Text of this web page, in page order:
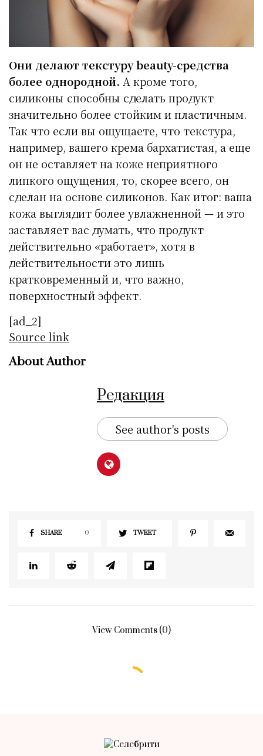
Они делают текстуру beauty-средства
более однородной. А кроме того,
силиконы способны сделать продукт
значительно более стойким и пластичным.
Так что если вы ощущаете, что текстура,
например, вашего крема бархатистая, а еще
он не оставляет на коже неприятного
липкого ощущения, то, скорее всего, он
сделан на основе силиконов. Как итог: ваша
кожа выглядит более увлажненной — и это
заставляет вас думать, что продукт
действительно «работает», хотя в
действительности это лишь
кратковременный и, что важно,
поверхностный эффект.
[ad_2]
Source link
About Author
Редакция
See author's posts
SHARE 0 TWEET
View Comments (0)